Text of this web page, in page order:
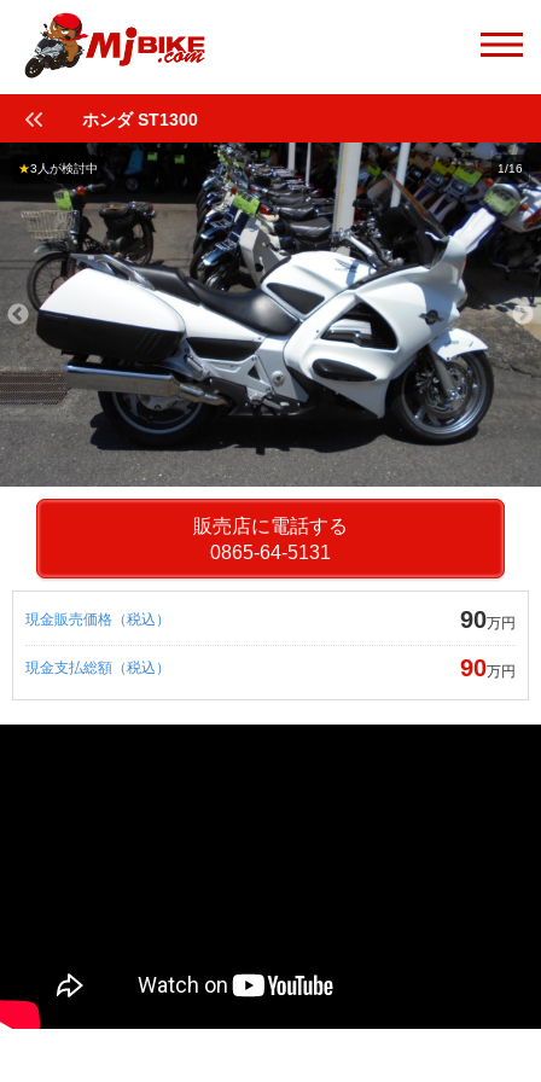
ホンダ ST1300
1/16
★3人が検討中
販売店に電話する
0865-64-5131
現金販売価格（税込） 90万円
現金支払総額（税込） 90万円